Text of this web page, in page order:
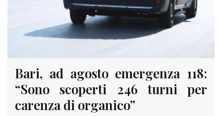
Bari, ad agosto emergenza 118:
“Sono scoperti 246 turni per
carenza di organico”